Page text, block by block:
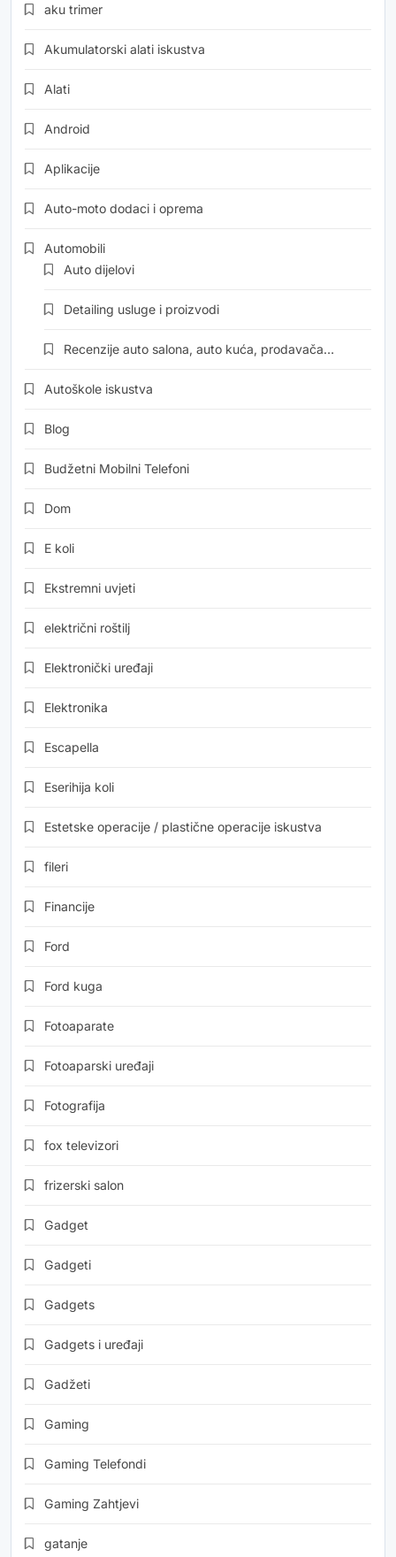
aku trimer
Akumulatorski alati iskustva
Alati
Android
Aplikacije
Auto-moto dodaci i oprema
Automobili
Auto dijelovi
Detailing usluge i proizvodi
Recenzije auto salona, auto kuća, prodavača…
Autoškole iskustva
Blog
Budžetni Mobilni Telefoni
Dom
E koli
Ekstremni uvjeti
električni roštilj
Elektronički uređaji
Elektronika
Escapella
Eserihija koli
Estetske operacije / plastične operacije iskustva
fileri
Financije
Ford
Ford kuga
Fotoaparate
Fotoaparski uređaji
Fotografija
fox televizori
frizerski salon
Gadget
Gadgeti
Gadgets
Gadgets i uređaji
Gadžeti
Gaming
Gaming Telefondi
Gaming Zahtjevi
gatanje